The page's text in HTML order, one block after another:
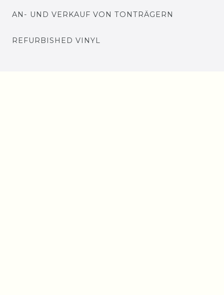
AN- UND VERKAUF VON TONTRÄGERN
REFURBISHED VINYL